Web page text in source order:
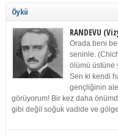
Öykü
RANDEVU
Orada beni
seninle.
ölümü üstüne
Sen ki kendi
gençliğinin
görüyorum! Bir kez daha
gibi değil soğuk vadide ve